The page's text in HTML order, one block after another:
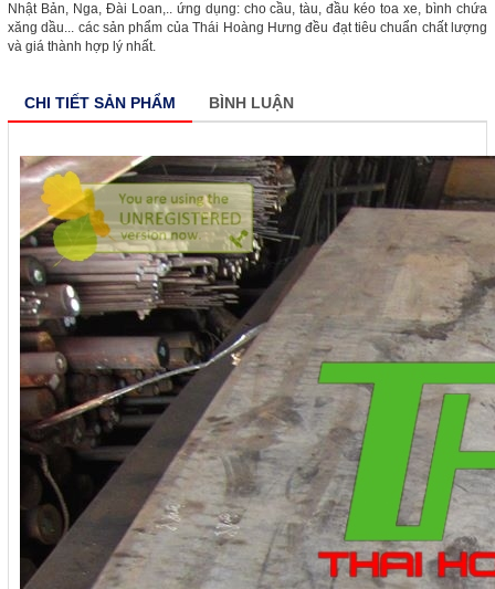
Nhật Bản, Nga, Đài Loan,.. ứng dụng: cho cầu, tàu, đầu kéo toa xe, bình chứa
xăng dầu... các sản phẩm của Thái Hoàng Hưng đều đạt tiêu chuẩn chất lượng
và giá thành hợp lý nhất.
CHI TIẾT SẢN PHẨM BÌNH LUẬN